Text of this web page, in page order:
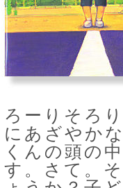
ろーりそろ
にあざやか
くんの頭の
す。さて。